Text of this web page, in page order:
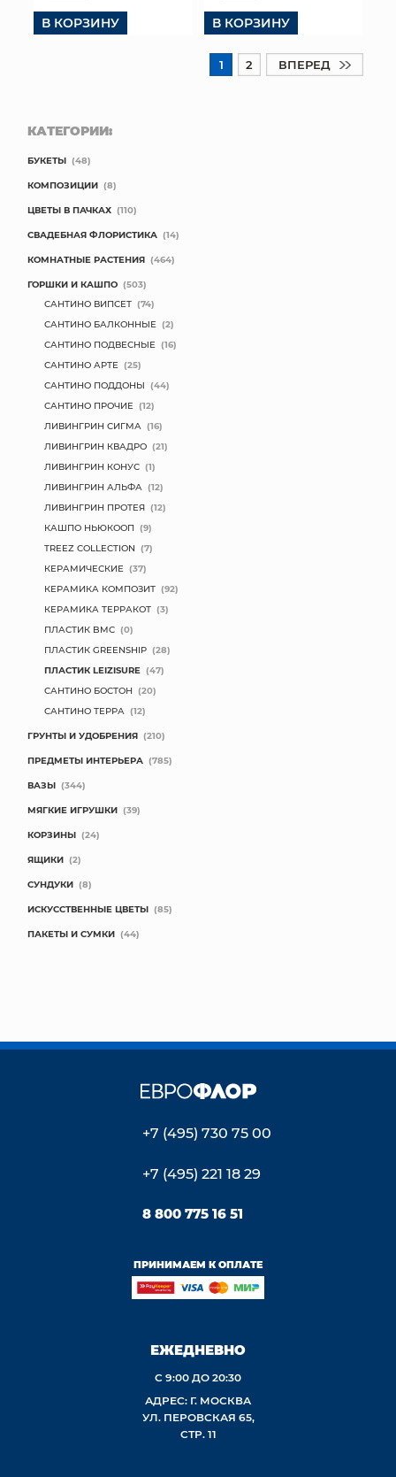
В КОРЗИНУ В КОРЗИНУ
1 2 ВПЕРЕД
КАТЕГОРИИ:
БУКЕТЫ (48)
КОМПОЗИЦИИ (8)
ЦВЕТЫ В ПАЧКАХ (110)
СВАДЕБНАЯ ФЛОРИСТИКА (14)
КОМНАТНЫЕ РАСТЕНИЯ (464)
ГОРШКИ И КАШПО (503)
САНТИНО ВИПСЕТ (74)
САНТИНО БАЛКОННЫЕ (2)
САНТИНО ПОДВЕСНЫЕ (16)
САНТИНО АРТЕ (25)
САНТИНО ПОДДОНЫ (44)
САНТИНО ПРОЧИЕ (12)
ЛИВИНГРИН СИГМА (16)
ЛИВИНГРИН КВАДРО (21)
ЛИВИНГРИН КОНУС (1)
ЛИВИНГРИН АЛЬФА (12)
ЛИВИНГРИН ПРОТЕЯ (12)
КАШПО НЬЮКООП (9)
TREEZ COLLECTION (7)
КЕРАМИЧЕСКИЕ (37)
КЕРАМИКА КОМПОЗИТ (92)
КЕРАМИКА ТЕРРАКОТ (3)
ПЛАСТИК BMC (0)
ПЛАСТИК GREENSHIP (28)
ПЛАСТИК LEIZISURE (47)
САНТИНО БОСТОН (20)
САНТИНО ТЕРРА (12)
ГРУНТЫ И УДОБРЕНИЯ (210)
ПРЕДМЕТЫ ИНТЕРЬЕРА (785)
ВАЗЫ (344)
МЯГКИЕ ИГРУШКИ (39)
КОРЗИНЫ (24)
ЯЩИКИ (2)
СУНДУКИ (8)
ИСКУССТВЕННЫЕ ЦВЕТЫ (85)
ПАКЕТЫ И СУМКИ (44)
+7 (495) 730 75 00
+7 (495) 221 18 29
8 800 775 16 51
ПРИНИМАЕМ К ОПЛАТЕ
ЕЖЕДНЕВНО
С 9:00 ДО 20:30
АДРЕС: Г. МОСКВА
УЛ. ПЕРОВСКАЯ 65,
СТР. 11